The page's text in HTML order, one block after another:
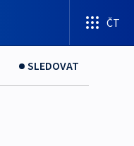
ČT
SLEDOVAT